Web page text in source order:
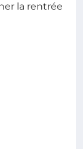
la rentrée